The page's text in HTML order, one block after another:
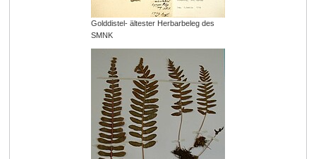
Golddistel- ältester Herbarbeleg des
SMNK